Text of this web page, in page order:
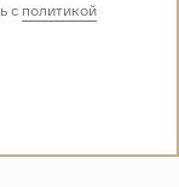
с политикой